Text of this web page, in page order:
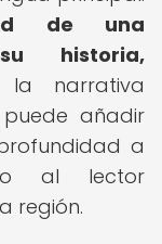
de una
historia,
narrativa
añadir
a
al lector
región.